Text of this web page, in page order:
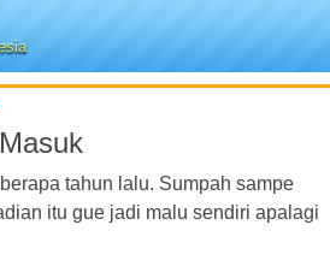
tahun lalu. Sumpah sampe
itu gue jadi malu sendiri apalagi